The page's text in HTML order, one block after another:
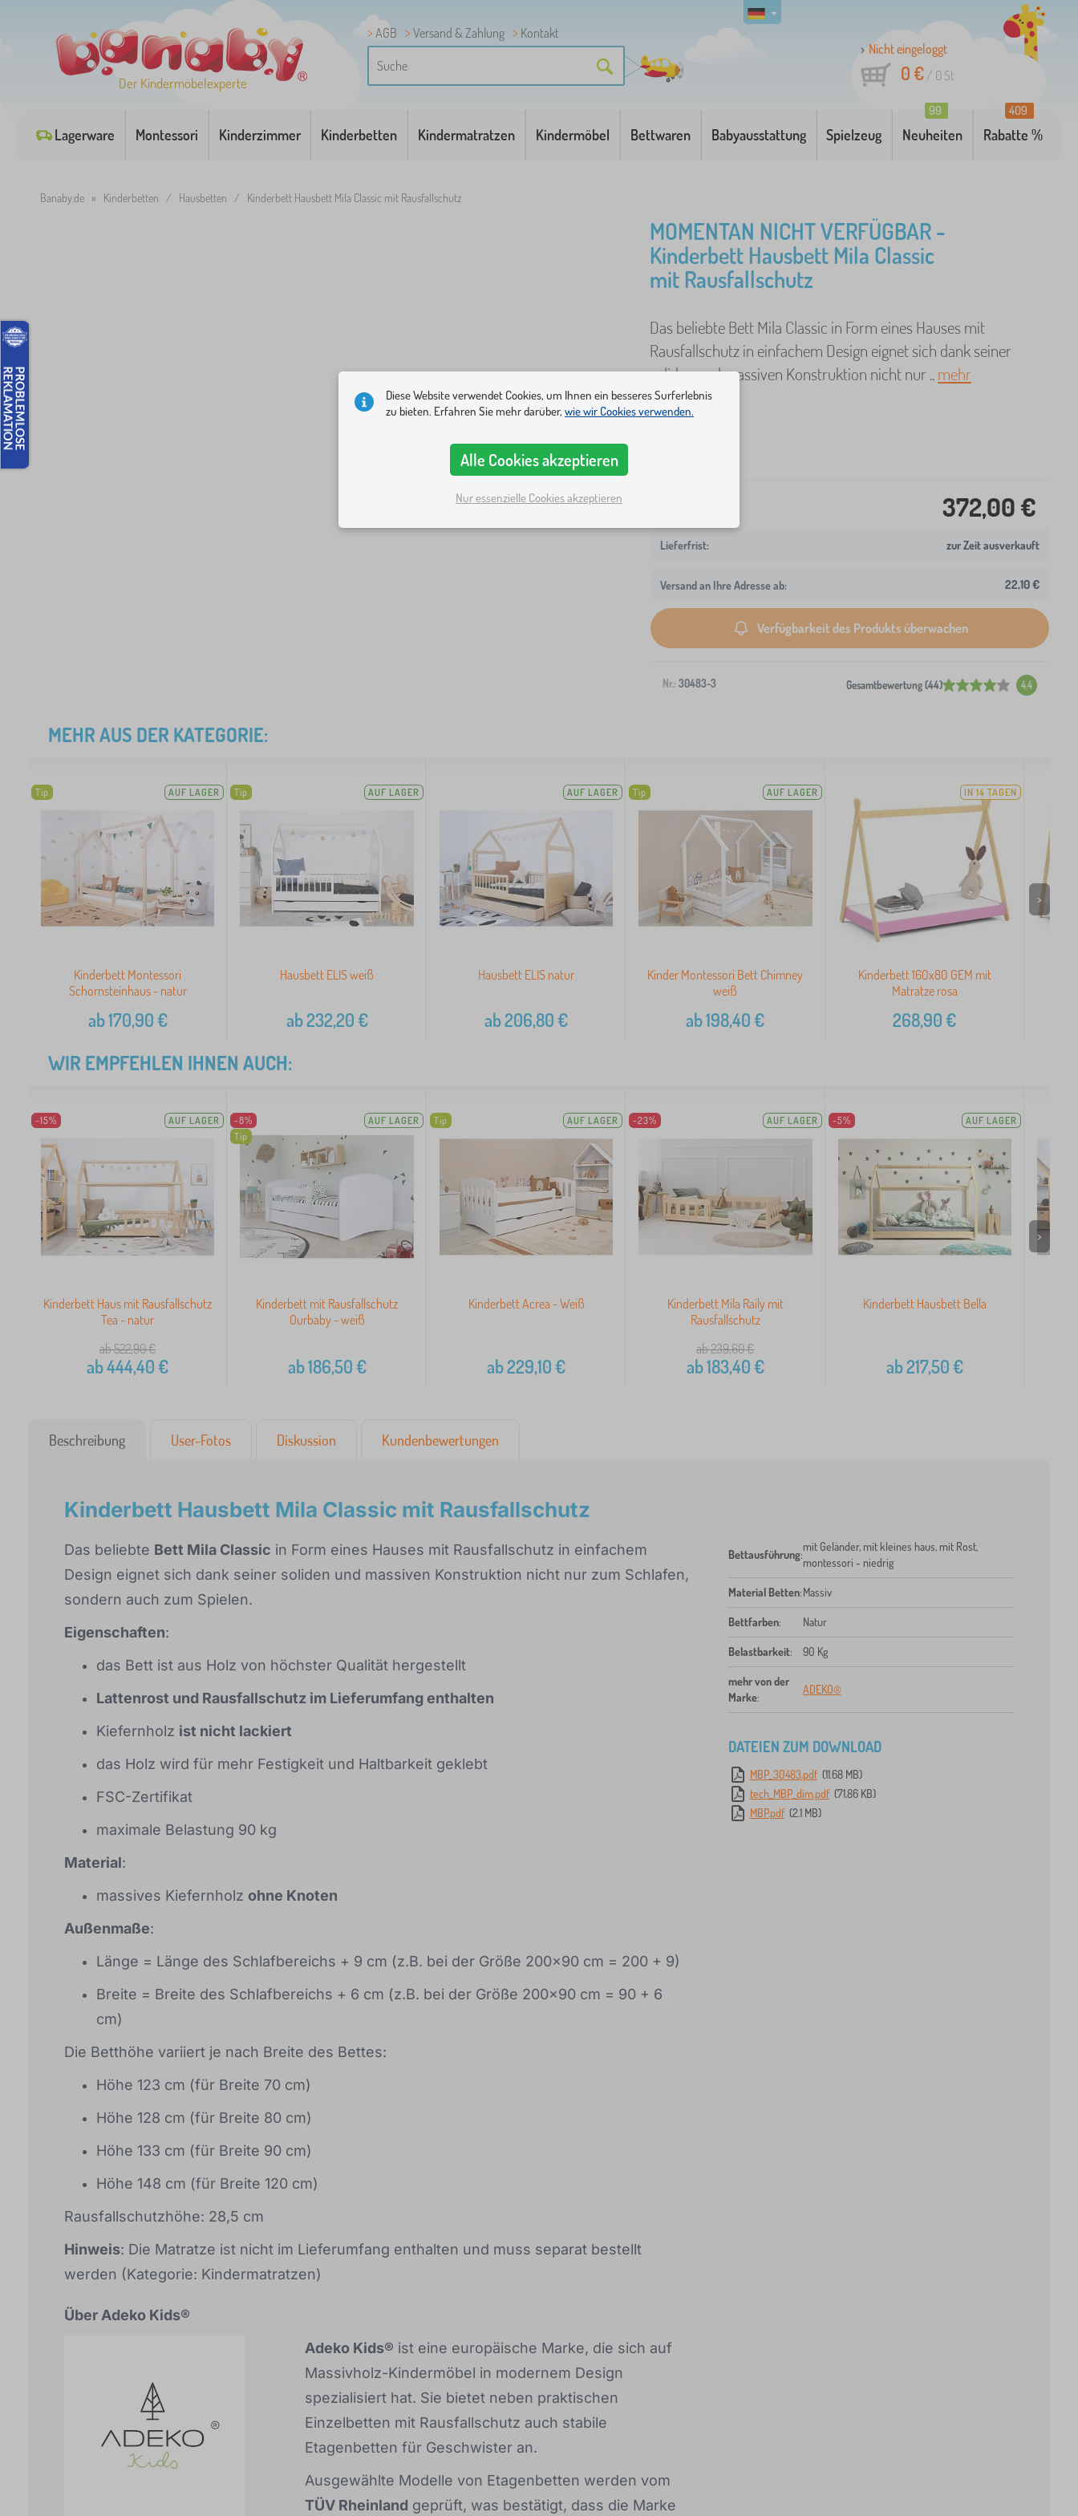
Der Kindermöbelexperte
AGB Versand & Zahlung
Kontakt
Nicht eingeloggt
0 €/ 0 St
Lagerware Montessori Kinderzimmer Kinderbetten Kindermatratzen Kindermöbel Bettwaren Babyausstattung Spielzeug Neuheiten
99
Rabatte %
409
Banaby.de » Kinderbetten / Hausbetten / Kinderbett Hausbett Mila Classic mit Rausfallschutz
MOMENTAN NICHT VERFÜGBAR -
Kinderbett Hausbett Mila Classic
mit Rausfallschutz
Das beliebte Bett Mila Classic in Form eines Hauses mit
Rausfallschutz in einfachem Design eignet sich dank seiner
soliden und massiven Konstruktion nicht nur ..mehr
Bettmaße
372,00 €
zur Zeit ausverkauft
Versand an Ihre Adresse ab: 22,10 €
Verfügbarkeit des Produkts überwachen
Nr.: 30483-3 Gesamtbewertung (44) 4.4
MEHR AUS DER KATEGORIE:
Tip AUF LAGER
Kinderbett Montessori
Schornsteinhaus - natur
ab170,90€
Tip AUF LAGER
Hausbett ELIS weiß
ab232,20€
AUF LAGER
Hausbett ELIS natur
ab206,80€
Tip AUF LAGER
Kinder Montessori Bett Chimney
weiß
ab198,40€
IN 14 TAGEN
Kinderbett 160x80 GEM mit
Matratze rosa
268,90€
>
WIR EMPFEHLEN IHNEN AUCH:
-15% AUF LAGER
Kinderbett Haus mit Rausfallschutz
Tea - natur
ab 522,90€
ab444,40€
-8%
Tip
AUF LAGER
Kinderbett mit Rausfallschutz
Ourbaby - weiß
ab186,50€
Tip AUF LAGER
Kinderbett Acrea - Weiß
ab229,10€
-23% AUF LAGER
Kinderbett Mila Raily mit
Rausfallschutz
ab 239,60€
ab183,40€
-5% AUF LAGER
Kinderbett Hausbett Bella
ab217,50€
>
Beschreibung User-Fotos Diskussion Kundenbewertungen
Kinderbett Hausbett Mila Classic mit Rausfallschutz
Das beliebte Bett Mila Classic in Form eines Hauses mit Rausfallschutz in einfachem
Design eignet sich dank seiner soliden und massiven Konstruktion nicht nur zum Schlafen,
sondern auch zum Spielen.
Eigenschaften:
das Bett ist aus Holz von höchster Qualität hergestellt
Lattenrost und Rausfallschutz im Lieferumfang enthalten
Kiefernholz ist nicht lackiert
das Holz wird für mehr Festigkeit und Haltbarkeit geklebt
FSC-Zertifikat
maximale Belastung 90 kg
Material:
massives Kiefernholz ohne Knoten
Außenmaße:
Länge = Länge des Schlafbereichs + 9 cm (z.B. bei der Größe 200x90 cm = 200 + 9)
Breite = Breite des Schlafbereichs + 6 cm (z.B. bei der Größe 200x90 cm = 90 + 6
cm)
Die Betthöhe variiert je nach Breite des Bettes:
Höhe 123 cm (für Breite 70 cm)
Höhe 128 cm (für Breite 80 cm)
Höhe 133 cm (für Breite 90 cm)
Höhe 148 cm (für Breite 120 cm)
Rausfallschutzhöhe: 28,5 cm
Hinweis: Die Matratze ist nicht im Lieferumfang enthalten und muss separat bestellt
werden (Kategorie: Kindermatratzen)
Über Adeko Kids®
Adeko Kids® ist eine europäische Marke, die sich auf
Massivholz-Kindermöbel in modernem Design
spezialisiert hat. Sie bietet neben praktischen
Einzelbetten mit Rausfallschutz auch stabile
Etagenbetten für Geschwister an.
Ausgewählte Modelle von Etagenbetten werden vom
TÜV Rheinland geprüft, was bestätigt, dass die Marke
Bettausführung:
mit Geländer, mit kleines haus, mit Rost,
montessori - niedrig
Material Betten:Massiv
Bettfarben: Natur
Belastbarkeit: 90 Kg
mehr von der
Marke:
ADEKO®
DATEIEN ZUM DOWNLOAD
MBP_30483.pdf (11.68 MB)
tech_MBP_dim.pdf (71.86 KB)
MBP.pdf (2.1 MB)
Diese Website verwendet Cookies, um Ihnen ein besseres Surferlebnis
zu bieten. Erfahren Sie mehr darüber, wie wir Cookies verwenden.
Alle Cookies akzeptieren
Nur essenzielle Cookies akzeptieren